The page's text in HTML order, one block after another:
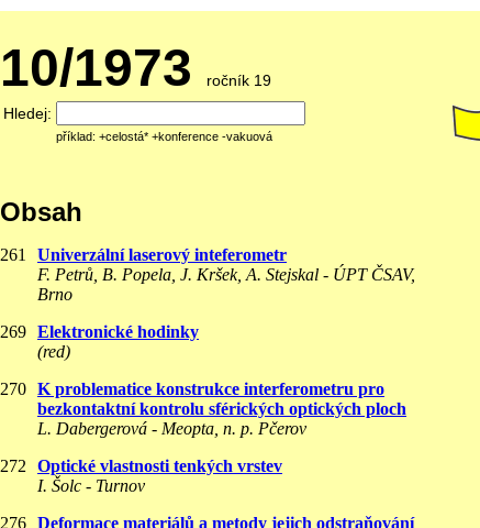
10/1973
ročník 19
Hledej:
příklad: +celostá* +konference -vakuová
Obsah
261
Univerzální laserový inteferometr
F. Petrů, B. Popela, J. Kršek, A. Stejskal - ÚPT ČSAV,
Brno
269 Elektronické hodinky
(red)
270 K problematice konstrukce interferometru pro
bezkontaktní kontrolu sférických optických ploch
L. Dabergerová - Meopta, n. p. Pčerov
272
Optické vlastnosti tenkých vrstev
I. Šolc - Turnov
276 Deformace materiálů a metody jejich odstraňování